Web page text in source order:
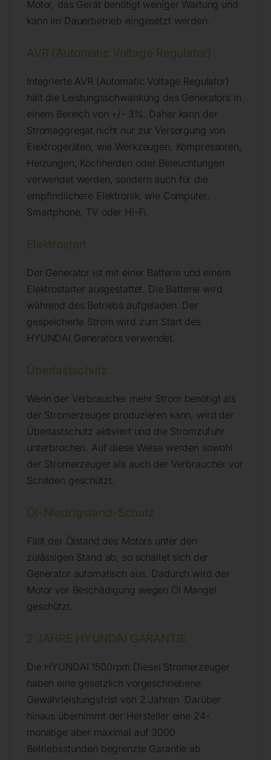
Motor, das Gerät benötigt weniger Wartung und
kann im Dauerbetrieb eingesetzt werden.
AVR (Automatic Voltage Regulator)
Integrierte AVR (Automatic Voltage Regulator)
hält die Leistungsschwankung des Generators in
einem Bereich von +/- 3%. Daher kann der
Stromaggregat nicht nur zur Versorgung von
Elektrogeräten, wie Werkzeugen, Kompressoren,
Heizungen, Kochherden oder Beleuchtungen
verwendet werden, sondern auch für die
empfindlichere Elektronik, wie Computer,
Smartphone, TV oder Hi-Fi.
Elektrostart
Der Generator ist mit einer Batterie und einem
Elektrostarter ausgestattet. Die Batterie wird
während des Betriebs aufgeladen. Der
gespeicherte Strom wird zum Start des
HYUNDAI Generators verwendet.
Überlastschutz
Wenn der Verbraucher mehr Strom benötigt als
der Stromerzeuger produzieren kann, wird der
Überlastschutz aktiviert und die Stromzufuhr
unterbrochen. Auf diese Weise werden sowohl
der Stromerzeuger als auch der Verbraucher vor
Schäden geschützt.
Öl-Niedrigstand-Schutz
Fällt der Ölstand des Motors unter den
zulässigen Stand ab, so schaltet sich der
Generator automatisch aus. Dadurch wird der
Motor vor Beschädigung wegen Öl Mangel
geschützt.
2 JAHRE HYUNDAI GARANTIE
Die HYUNDAI 1500rpm Diesel Stromerzeuger
haben eine gesetzlich vorgeschriebene
Gewährleistungsfrist von 2 Jahren. Darüber
hinaus übernimmt der Hersteller eine 24-
monatige aber maximal auf 3000
Betriebsstunden begrenzte Garantie ab